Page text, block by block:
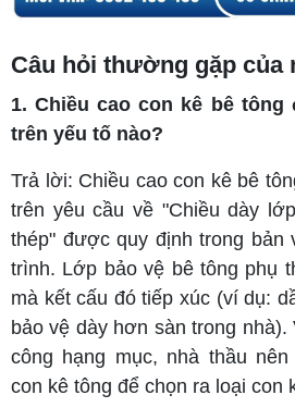
Câu hỏi thường gặp của
1. Chiều cao con kê bê
trên yếu tố nào?
Trả lời: Chiều cao con kê bê
trên yêu cầu về "Chiều dày
thép" được quy định trong bản
trình. Lớp bảo vệ bê tông phụ
mà kết cấu đó tiếp xúc (ví dụ:
bảo vệ dày hơn sàn trong
công hạng mục, nhà thầu
con kê tông để chọn ra loại con